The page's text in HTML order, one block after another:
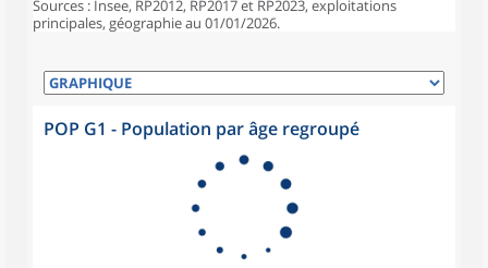
Sources : Insee, RP2012, RP2017 et RP2023, exploitations
principales, géographie au 01/01/2026.
POP G1 - Population par âge regroupé